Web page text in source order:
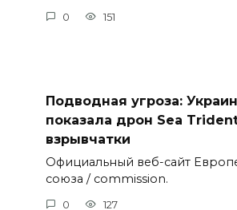
0 151
Подводная угроза:
показала дрон Sea
взрывчатки
Официальный веб-сайт
союза / commission.
0 127